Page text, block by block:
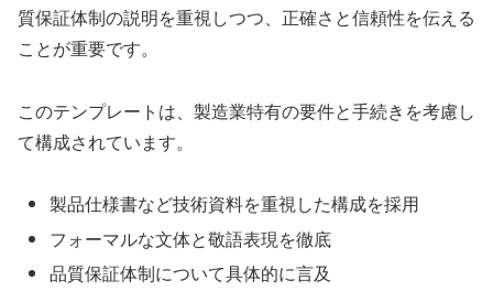
質保証体制の説明を重視しつつ、正確さと信頼性を伝える
ことが重要です。
このテンプレートは、製造業特有の要件と手続きを考慮し
て構成されています。
製品仕様書など技術資料を重視した構成を採用
フォーマルな文体と敬語表現を徹底
品質保証体制について具体的に言及